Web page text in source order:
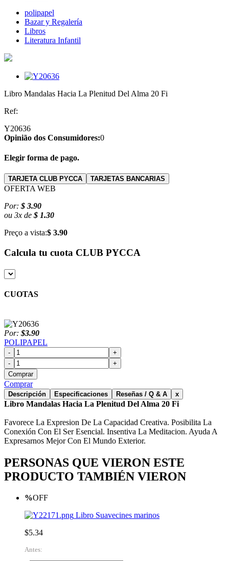
polipapel
Bazar y Regalería
Libros
Literatura Infantil
Libro Mandalas Hacia La Plenitud Del Alma 20 Fi
Ref:
Y20636
Opinião dos Consumidores:0
Elegir forma de pago.
TARJETA CLUB PYCCA TARJETAS BANCARIAS
OFERTA WEB
Por: $ 3.90
ou 3x de $ 1.30
Preço a vista:$ 3.90
Calcula tu cuota CLUB PYCCA
CUOTAS
Por: $3.90
POLIPAPEL
-
+
-
+
Comprar
Comprar
Descripción Especificaciones Reseñas / Q & A x
Libro Mandalas Hacia La Plenitud Del Alma 20 Fi
Favorece La Expresion De La Capacidad Creativa. Posibilita La
Conexión Con El Ser Esencial. Insentiva La Meditacion. Ayuda A
Expresarnos Mejor Con El Mundo Exterior.
PERSONAS QUE VIERON ESTE
PRODUCTO TAMBIÉN VIERON
%OFF
Libro Suavecines marinos
$5.34
Antes: